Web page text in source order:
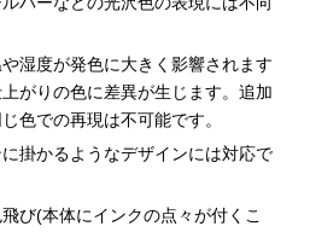
湿度が発色に大きく影響されます
がりの色に差異が生じます。追加
色での再現は不可能です。
掛かるようなデザインには対応で
び(本体にインクの点々が付くこ